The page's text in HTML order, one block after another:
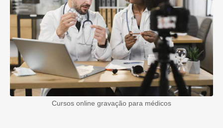
Cursos online gravação para médicos